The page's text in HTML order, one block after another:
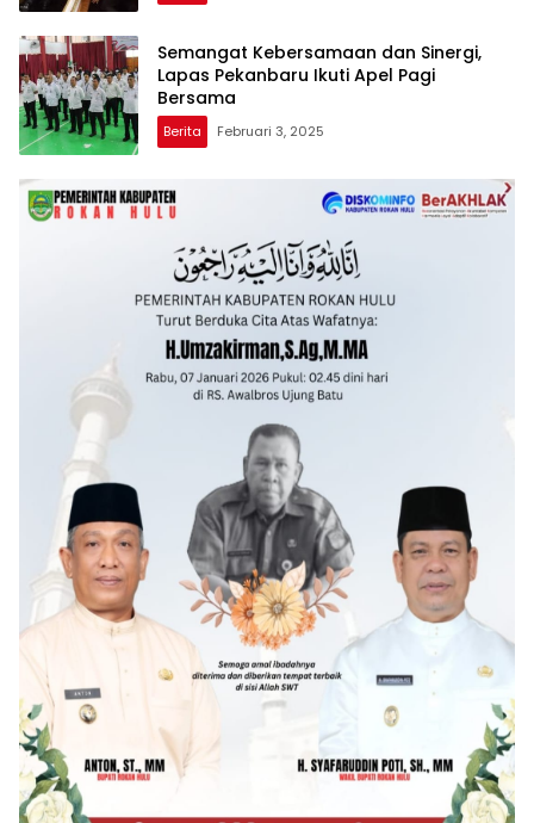
Semangat Kebersamaan dan Sinergi,
Lapas Pekanbaru Ikuti Apel Pagi
Bersama
Berita Februari 3, 2025